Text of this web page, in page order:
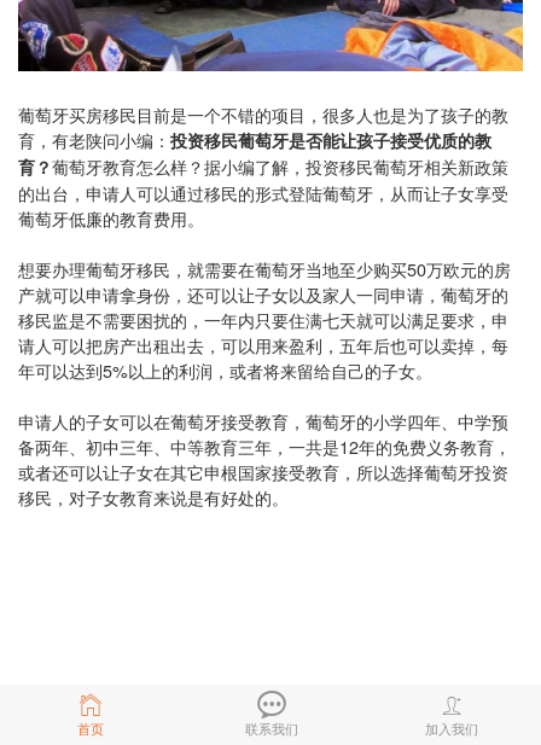
首页 联系我们 加入我们
葡萄牙买房移民目前是一个不错的项目，很多人也是为了孩子的教
育，有老陕问小编： 投资移民葡萄牙是否能让孩子接受优质的教
育？葡萄牙教育怎么样？据小编了解，投资移民葡萄牙相关新政策
的出台，申请人可以通过移民的形式登陆葡萄牙，从而让子女享受
葡萄牙低廉的教育费用。
想要办理葡萄牙移民，就需要在葡萄牙当地至少购买50万欧元的房
产就可以申请拿身份，还可以让子女以及家人一同申请，葡萄牙的
移民监是不需要困扰的，一年内只要住满七天就可以满足要求，申
请人可以把房产出租出去，可以用来盈利，五年后也可以卖掉，每
年可以达到5%以上的利润，或者将来留给自己的子女。
申请人的子女可以在葡萄牙接受教育，葡萄牙的小学四年、中学预
备两年、初中三年、中等教育三年，一共是12年的免费义务教育，
或者还可以让子女在其它申根国家接受教育，所以选择葡萄牙投资
移民，对子女教育来说是有好处的。